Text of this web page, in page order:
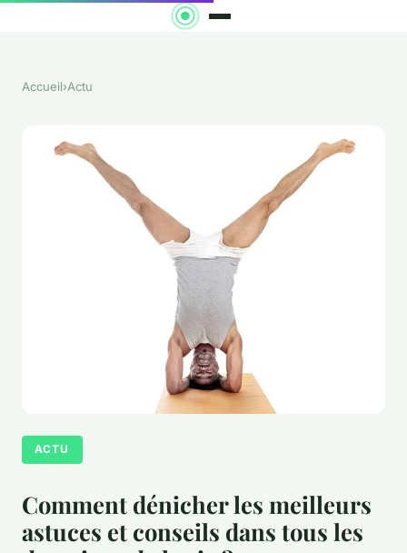
Accueil›Actu
ACTU
Comment dénicher les meilleurs
astuces et conseils dans tous les